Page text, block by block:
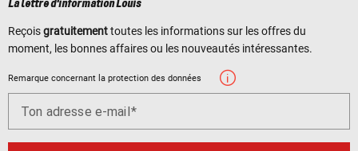
La lettre d'information Louis
Reçoisgratuitementtoutes les informations sur les offres du
moment, les bonnes affaires ou les nouveautés intéressantes.
Remarque concernant la protection des données
Ton adresse e-mail